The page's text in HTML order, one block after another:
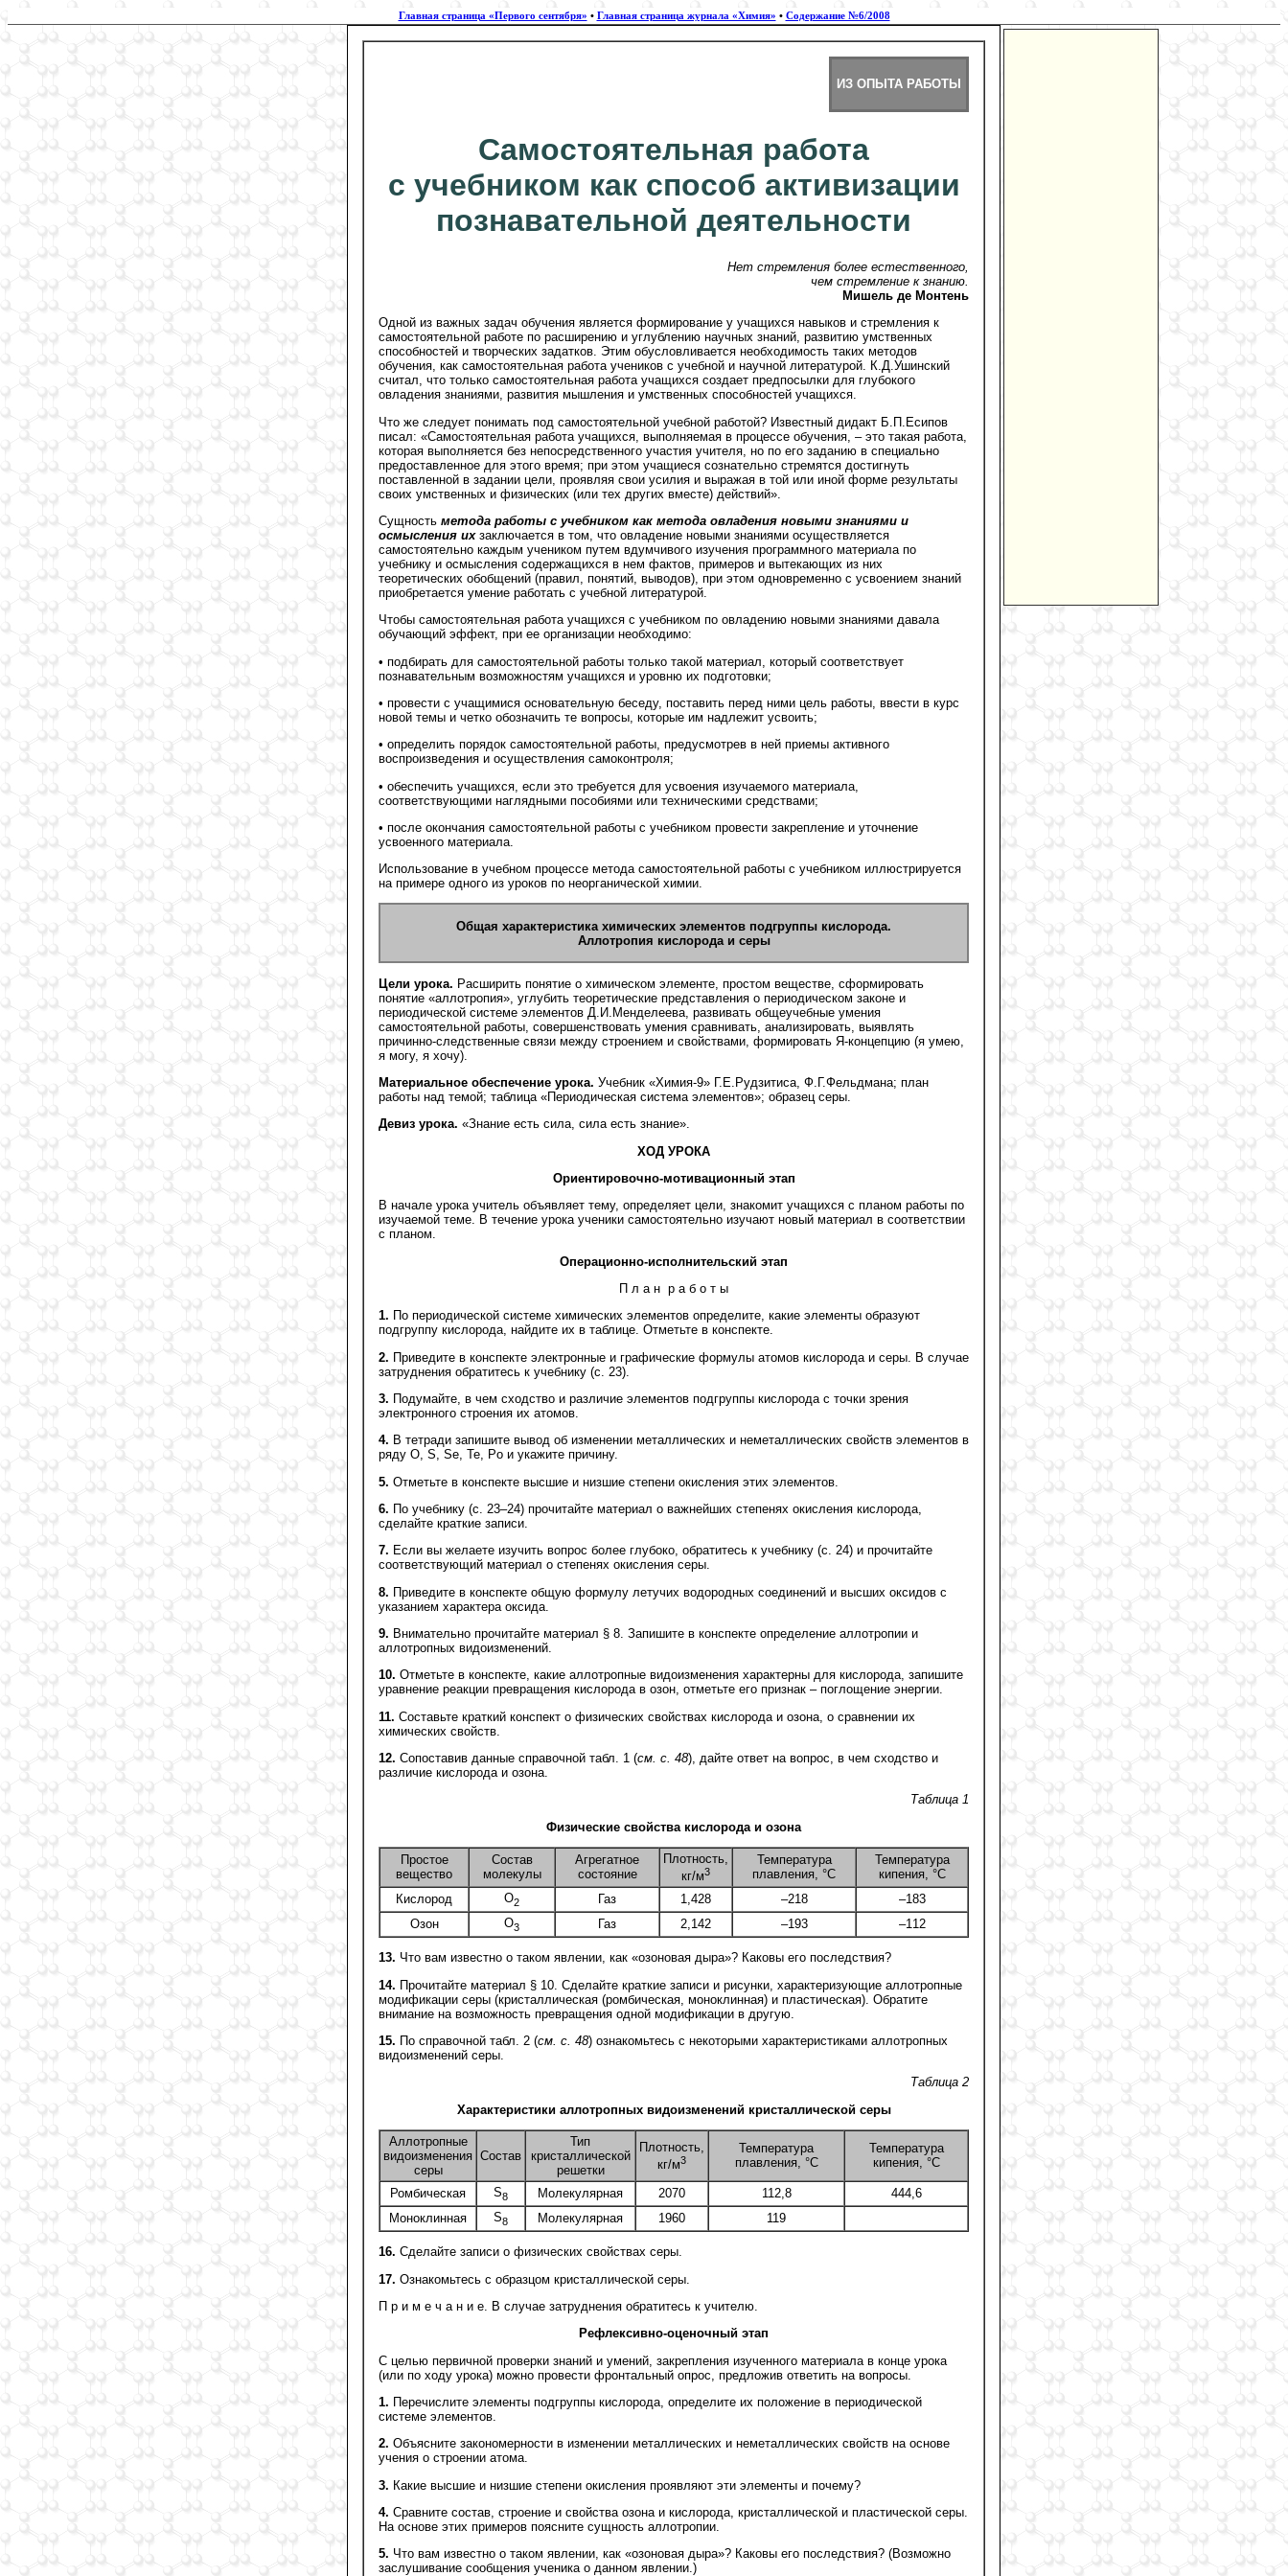
Главная страница «Первого сентября» • Главная страница журнала «Химия» • Содержание №6/2008
ИЗ ОПЫТА РАБОТЫ
Самостоятельная работа
с учебником как способ активизации
познавательной деятельности
Нет стремления более естественного,
чем стремление к знанию.
Мишель де Монтень
Одной из важных задач обучения является формирование у учащихся навыков и стремления к
самостоятельной работе по расширению и углублению научных знаний, развитию умственных
способностей и творческих задатков. Этим обусловливается необходимость таких методов
обучения, как самостоятельная работа учеников с учебной и научной литературой. К.Д.Ушинский
считал, что только самостоятельная работа учащихся создает предпосылки для глубокого
овладения знаниями, развития мышления и умственных способностей учащихся.
Что же следует понимать под самостоятельной учебной работой? Известный дидакт Б.П.Есипов
писал: «Самостоятельная работа учащихся, выполняемая в процессе обучения, – это такая работа,
которая выполняется без непосредственного участия учителя, но по его заданию в специально
предоставленное для этого время; при этом учащиеся сознательно стремятся достигнуть
поставленной в задании цели, проявляя свои усилия и выражая в той или иной форме результаты
своих умственных и физических (или тех других вместе) действий».
Сущность метода работы с учебником как метода овладения новыми знаниями и
осмысления их заключается в том, что овладение новыми знаниями осуществляется
самостоятельно каждым учеником путем вдумчивого изучения программного материала по
учебнику и осмысления содержащихся в нем фактов, примеров и вытекающих из них
теоретических обобщений (правил, понятий, выводов), при этом одновременно с усвоением знаний
приобретается умение работать с учебной литературой.
Чтобы самостоятельная работа учащихся с учебником по овладению новыми знаниями давала
обучающий эффект, при ее организации необходимо:
• подбирать для самостоятельной работы только такой материал, который соответствует
познавательным возможностям учащихся и уровню их подготовки;
• провести с учащимися основательную беседу, поставить перед ними цель работы, ввести в курс
новой темы и четко обозначить те вопросы, которые им надлежит усвоить;
• определить порядок самостоятельной работы, предусмотрев в ней приемы активного
воспроизведения и осуществления самоконтроля;
• обеспечить учащихся, если это требуется для усвоения изучаемого материала,
соответствующими наглядными пособиями или техническими средствами;
• после окончания самостоятельной работы с учебником провести закрепление и уточнение
усвоенного материала.
Использование в учебном процессе метода самостоятельной работы с учебником иллюстрируется
на примере одного из уроков по неорганической химии.
Общая характеристика химических элементов подгруппы кислорода.
Аллотропия кислорода и серы
Цели урока. Расширить понятие о химическом элементе, простом веществе, сформировать
понятие «аллотропия», углубить теоретические представления о периодическом законе и
периодической системе элементов Д.И.Менделеева, развивать общеучебные умения
самостоятельной работы, совершенствовать умения сравнивать, анализировать, выявлять
причинно-следственные связи между строением и свойствами, формировать Я-концепцию (я умею,
я могу, я хочу).
Материальное обеспечение урока. Учебник «Химия-9» Г.Е.Рудзитиса, Ф.Г.Фельдмана; план
работы над темой; таблица «Периодическая система элементов»; образец серы.
Девиз урока. «Знание есть сила, сила есть знание».
ХОД УРОКА
Ориентировочно-мотивационный этап
В начале урока учитель объявляет тему, определяет цели, знакомит учащихся с планом работы по
изучаемой теме. В течение урока ученики самостоятельно изучают новый материал в соответствии
с планом.
Операционно-исполнительский этап
П л а н р а б о т ы
1. По периодической системе химических элементов определите, какие элементы образуют
подгруппу кислорода, найдите их в таблице. Отметьте в конспекте.
2. Приведите в конспекте электронные и графические формулы атомов кислорода и серы. В случае
затруднения обратитесь к учебнику (с. 23).
3. Подумайте, в чем сходство и различие элементов подгруппы кислорода с точки зрения
электронного строения их атомов.
4. В тетради запишите вывод об изменении металлических и неметаллических свойств элементов в
ряду О, S, Se, Te, Po и укажите причину.
5. Отметьте в конспекте высшие и низшие степени окисления этих элементов.
6. По учебнику (с. 23–24) прочитайте материал о важнейших степенях окисления кислорода,
сделайте краткие записи.
7. Если вы желаете изучить вопрос более глубоко, обратитесь к учебнику (с. 24) и прочитайте
соответствующий материал о степенях окисления серы.
8. Приведите в конспекте общую формулу летучих водородных соединений и высших оксидов с
указанием характера оксида.
9. Внимательно прочитайте материал § 8. Запишите в конспекте определение аллотропии и
аллотропных видоизменений.
10. Отметьте в конспекте, какие аллотропные видоизменения характерны для кислорода, запишите
уравнение реакции превращения кислорода в озон, отметьте его признак – поглощение энергии.
11. Составьте краткий конспект о физических свойствах кислорода и озона, о сравнении их
химических свойств.
12. Сопоставив данные справочной табл. 1 (см. с. 48), дайте ответ на вопрос, в чем сходство и
различие кислорода и озона.
Таблица 1
Физические свойства кислорода и озона
Простое
вещество
Состав
молекулы
Агрегатное
состояние
Плотность,
кг/м3
Температура
плавления, °С
Температура
кипения, °С
Кислород
О2 Газ 1,428 –218
–183
Озон
О3 Газ 2,142 –193 –112
13. Что вам известно о таком явлении, как «озоновая дыра»? Каковы его последствия?
14. Прочитайте материал § 10. Сделайте краткие записи и рисунки, характеризующие аллотропные
модификации серы (кристаллическая (ромбическая, моноклинная) и пластическая). Обратите
внимание на возможность превращения одной модификации в другую.
15. По справочной табл. 2 (см. с. 48) ознакомьтесь с некоторыми характеристиками аллотропных
видоизменений серы.
Таблица 2
Характеристики аллотропных видоизменений кристаллической серы
Аллотропные
видоизменения
серы
Состав
Тип
кристаллической
решетки
Плотность,
кг/м3
Температура
плавления, °С
Температура
кипения, °C
Ромбическая S8 Молекулярная 2070 112,8
444,6
Моноклинная
S8 Молекулярная 1960 119
16. Сделайте записи о физических свойствах серы.
17. Ознакомьтесь с образцом кристаллической серы.
П р и м е ч а н и е. В случае затруднения обратитесь к учителю.
Рефлексивно-оценочный этап
С целью первичной проверки знаний и умений, закрепления изученного материала в конце урока
(или по ходу урока) можно провести фронтальный опрос, предложив ответить на вопросы.
1. Перечислите элементы подгруппы кислорода, определите их положение в периодической
системе элементов.
2. Объясните закономерности в изменении металлических и неметаллических свойств на основе
учения о строении атома.
3. Какие высшие и низшие степени окисления проявляют эти элементы и почему?
4. Сравните состав, строение и свойства озона и кислорода, кристаллической и пластической серы.
На основе этих примеров поясните сущность аллотропии.
5. Что вам известно о таком явлении, как «озоновая дыра»? Каковы его последствия? (Возможно
заслушивание сообщения ученика о данном явлении.)